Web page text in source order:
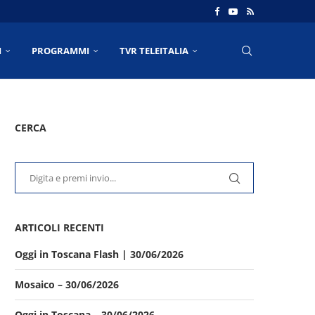
PROGRAMMI TVR TELEITALIA
CERCA
ARTICOLI RECENTI
Oggi in Toscana Flash | 30/06/2026
Mosaico – 30/06/2026